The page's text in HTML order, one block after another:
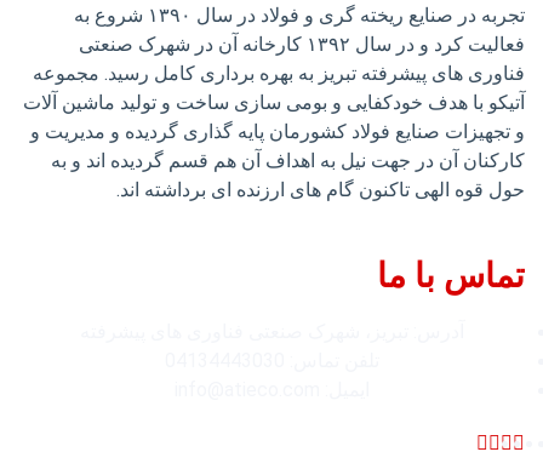
تجربه در صنایع ریخته گری و فولاد در سال ۱۳۹۰ شروع به
فعالیت کرد و در سال ۱۳۹۲ کارخانه آن در شهرک صنعتی
فناوری های پیشرفته تبریز به بهره برداری کامل رسید. مجموعه
آتیکو با هدف خودکفایی و بومی سازی ساخت و تولید ماشین آلات
و تجهیزات صنایع فولاد کشورمان پایه گذاری گردیده و مدیریت و
کارکنان آن در جهت نیل به اهداف آن هم قسم گردیده اند و به
حول قوه الهی تاکنون گام های ارزنده ای برداشته اند.
تماس با ما